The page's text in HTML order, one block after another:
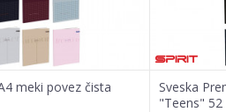
meki povez čista
Sveska
"Teens" 52